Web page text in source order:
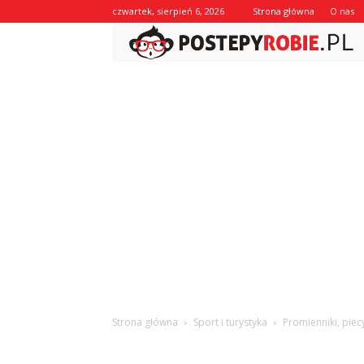
czwartek, sierpień 6, 2026 Strona główna O nas
Strona główna Sport i turystyka Promienniki,